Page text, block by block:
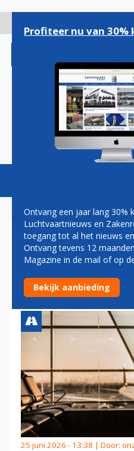
gaan
Magazine
BESCHADIGDE
CARACAS
ZWARE
25 juni 2026 - 13:38 | Door:
Profiteer nu van
Ontvang een jaar lang 30%
Luchtvaartnieuws en
toegang tot al het nieuws
Ontvang tevens 12
Magazine in de mail of op
Bekijk aanbieding